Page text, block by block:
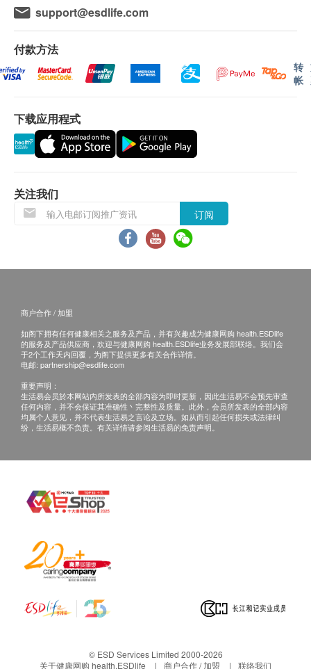
$300 丰泽电子礼券
Smartech - “Easy Cook”智能迷你多功能电饭煲(原价$828)
血压
身体重量比数
血脂
总胆固醇
甘油三酯
高密度脂胆固醇
糖尿
空腹血糖
总蛋白质
丙氨酰转肽酶
碱性磷酸酵素
总胆红素
白蛋白
球蛋白
白蛋白及球蛋白比率
钠
尿素
肌酸酐
氯化物
颜色
告；
(2) 电话讲解报告：客户需於讲解报告前到本中心
领取验身报告，并预约本中心医生或註册护士透过
电话户讲解报告。如需他人代领取验身报告，代领
者需带同授权书及该客户之身分證副本到本中心领
如有争议，毅力医护健康集团保留最後决定权。
所有身体检查并非作为医务诊断或治疗用途。
所有健康检查/服务并非作为医务诊断或治疗用
途。当阁下身体健康出现任何疾病征兆时，应立即
咨询有认可资格的医生，作出诊断及治疗。
本服务/产品由商户提供。生活易【健康网购
网购health.ESDlife概不负责。一切有关的索偿或
查询，须向提供服务之体检中心或商户提出。
support@esdlife.com
付款方法
转
帐
下载应用程式
关注我们
订阅
商户合作 / 加盟
如阁下拥有任何健康相关之服务及产品，并有兴趣成为健康网购 health.ESDlife
的服务及产品供应商，欢迎与健康网购 health.ESDlife业务发展部联络。我们会
于2个工作天内回覆，为阁下提供更多有关合作详情。
电邮: partnership@esdlife.com
重要声明：
生活易会员於本网站内所发表的全部内容为即时更新，因此生活易不会预先审查
任何内容，并不会保证其准确性丶完整性及质量。此外，会员所发表的全部内容
均属个人意见，并不代表生活易之言论及立场。如从而引起任何损失或法律纠
纷，生活易概不负责。有关详情请参阅生活易的免责声明。
© ESD Services Limited 2000-2026
关于健康网购 health.ESDlife
商户合作 / 加盟 联络我们